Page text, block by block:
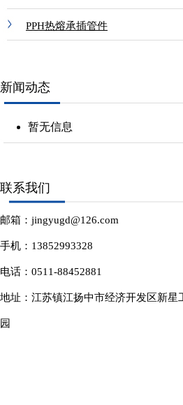
新闻动态
联系我们
邮箱：jingyugd@126.com
手机：13852993328
电话：0511-88452881
地址：江苏镇江扬中市经济开发区新星
园
PPH热熔承插管件
暂无信息